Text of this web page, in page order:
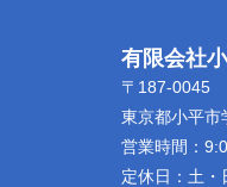
有限会社
〒187-0045
東京都小平市
営業時間：
定休日： 土・